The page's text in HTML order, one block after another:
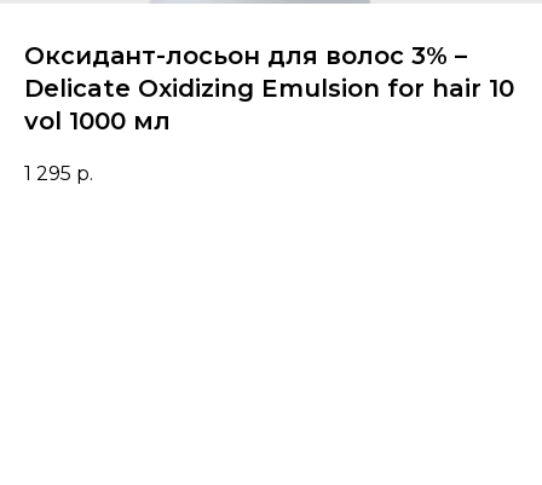
Оксидант-лосьон для волос 3% –
Delicate Oxidizing Emulsion for hair 10
vol 1000 мл
1 295 р.